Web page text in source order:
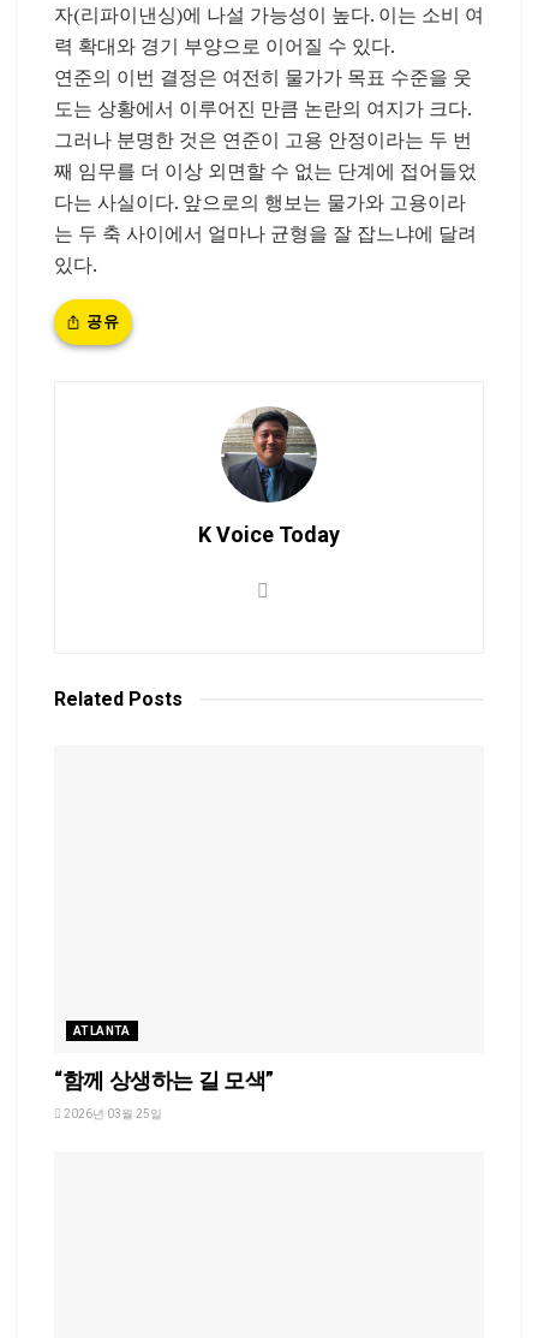
자(리파이낸싱)에 나설 가능성이 높다. 이는 소비 여
력 확대와 경기 부양으로 이어질 수 있다.
연준의 이번 결정은 여전히 물가가 목표 수준을 웃
도는 상황에서 이루어진 만큼 논란의 여지가 크다.
그러나 분명한 것은 연준이 고용 안정이라는 두 번
째 임무를 더 이상 외면할 수 없는 단계에 접어들었
다는 사실이다. 앞으로의 행보는 물가와 고용이라
는 두 축 사이에서 얼마나 균형을 잘 잡느냐에 달려
있다.
공유
K Voice Today
Related Posts
ATLANTA
“함께 상생하는 길 모색”
2026년 03월 25일